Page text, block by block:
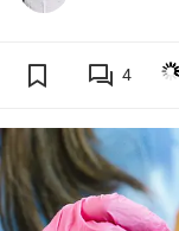
4